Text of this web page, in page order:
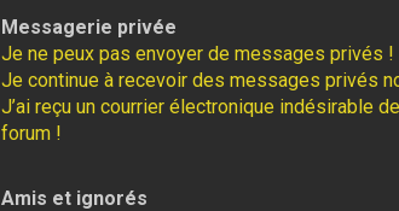
Messagerie privée
Je ne peux pas envoyer de messages privés !
Je continue à recevoir des messages privés
J’ai reçu un courrier électronique indésirable
forum !
Amis et ignorés